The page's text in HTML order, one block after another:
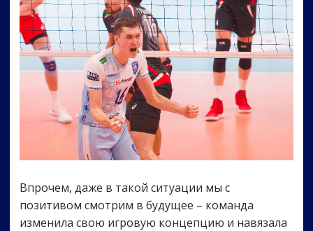
Впрочем, даже в такой ситуации мы с
позитивом смотрим в будущее – команда
изменила свою игровую концепцию и навязала